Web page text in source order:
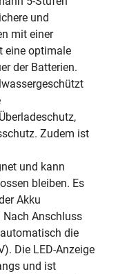
und
mit einer
eine optimale
der Batterien.
Zudem ist
und kann
bleiben. Es
Akku
Anschluss
die
Die LED-Anzeige
und ist